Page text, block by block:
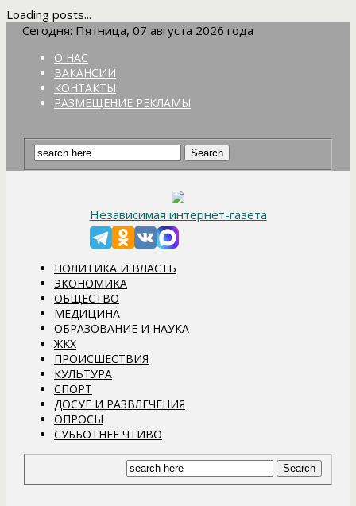
Loading posts...
Сегодня: Пятница, 07 августа 2026 года
О НАС
ВАКАНСИИ
КОНТАКТЫ
РАЗМЕЩЕНИЕ РЕКЛАМЫ
Независимая интернет-газета
ПОЛИТИКА И ВЛАСТЬ
ЭКОНОМИКА
ОБЩЕСТВО
МЕДИЦИНА
ОБРАЗОВАНИЕ И НАУКА
ЖКХ
ПРОИСШЕСТВИЯ
КУЛЬТУРА
СПОРТ
ДОСУГ И РАЗВЛЕЧЕНИЯ
ОПРОСЫ
СУББОТНЕЕ ЧТИВО